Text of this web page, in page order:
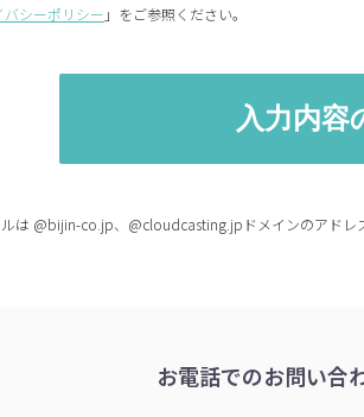
バシーポリシー 」をご参照ください。
は @bijin-co.jp、@cloudcasting.jpドメインのアドレ
お電話でのお問い合